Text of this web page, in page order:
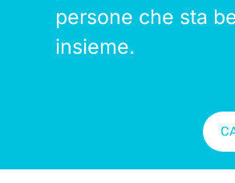
persone che sta
insieme.